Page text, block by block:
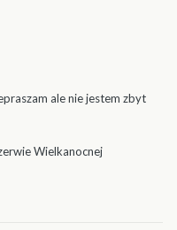
ale nie jestem zbyt
Wielkanocnej